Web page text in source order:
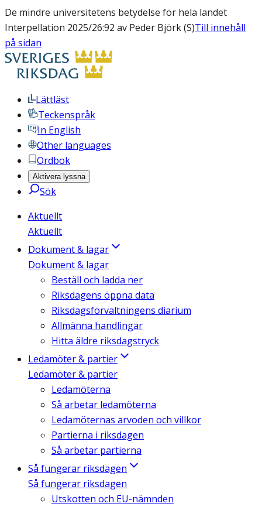
De mindre universitetens betydelse för hela landet
Interpellation 2025/26:92 av Peder Björk (S)Till innehåll
på sidan
Lättläst
Teckenspråk
In English
Other languages
Ordbok
Aktivera lyssna
Sök
Aktuellt
Aktuellt
Dokument & lagar
Dokument & lagar
Beställ och ladda ner
Riksdagens öppna data
Riksdagsförvaltningens diarium
Allmänna handlingar
Hitta äldre riksdagstryck
Ledamöter & partier
Ledamöter & partier
Ledamöterna
Så arbetar ledamöterna
Ledamöternas arvoden och villkor
Partierna i riksdagen
Så arbetar partierna
Så fungerar riksdagen
Så fungerar riksdagen
Utskotten och EU-nämnden